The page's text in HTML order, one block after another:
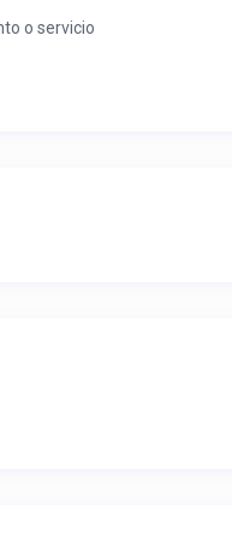
o servicio
a activar su aviso